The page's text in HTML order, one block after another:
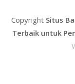
Copyright Situs
Terbaik untuk